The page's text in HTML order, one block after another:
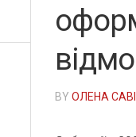
BY ОЛЕНА